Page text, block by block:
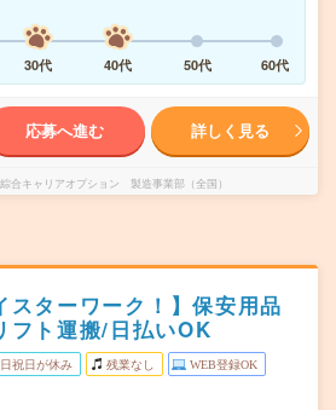
30代 40代 50代 60代
応募へ進む 詳しく見る
合キャリアオプション 製造事業部（全国）
スターワーク！】保安用品
フト運搬/日払いOK
祝日が休み 残業なし WEB登録OK